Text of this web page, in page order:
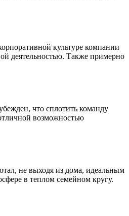
культуре компании
деятельностью. Также примерно
что сплотить команду
возможностью
не выходя из дома, идеальным
в теплом семейном кругу.